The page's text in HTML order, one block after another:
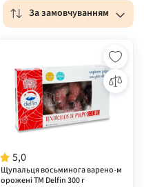
За замовчуванням
5,0
Щупальця восьминога варено-м
орожені ТМ Delfin 300 г